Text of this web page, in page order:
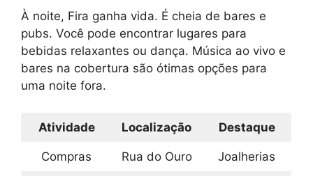
À noite, Fira ganha vida. É cheia de bares e
pubs. Você pode encontrar lugares para
bebidas relaxantes ou dança. Música ao vivo e
bares na cobertura são ótimas opções para
uma noite fora.
Atividade Localização Destaque
Compras Rua do Ouro Joalherias